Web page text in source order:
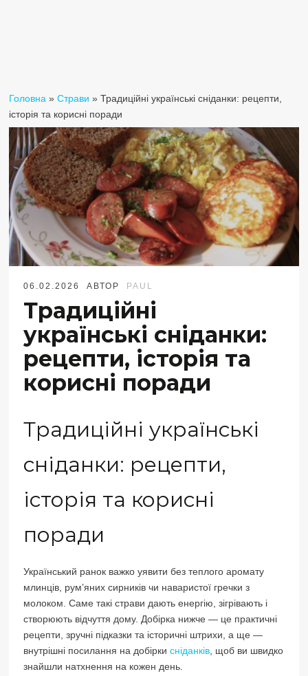
Головна »Страви »Традиційні українські сніданки: рецепти,
історія та корисні поради
06.02.2026 АВТОР PAUL
Традиційні
українські сніданки:
рецепти, історія та
корисні поради
Традиційні українські
сніданки: рецепти,
історія та корисні
поради
Український ранок важко уявити без теплого аромату
млинців, рум’яних сирників чи наваристої гречки з
молоком. Саме такі страви дають енергію, зігрівають і
створюють відчуття дому. Добірка нижче — це практичні
рецепти, зручні підказки та історичні штрихи, а ще —
внутрішні посилання на добіркисніданків, щоб ви швидко
знайшли натхнення на кожен день.